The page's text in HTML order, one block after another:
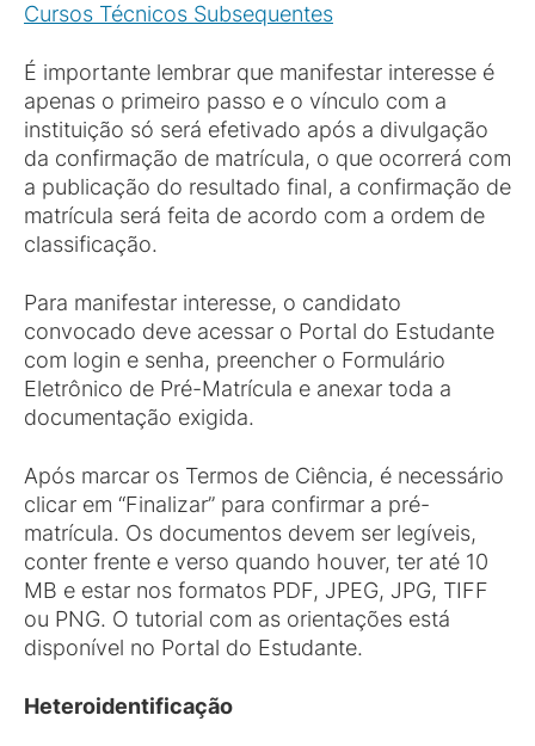
Cursos Técnicos Subsequentes
É importante lembrar que manifestar interesse é
apenas o primeiro passo e o vínculo com a
instituição só será efetivado após a divulgação
da confirmação de matrícula, o que ocorrerá com
a publicação do resultado final, a confirmação de
matrícula será feita de acordo com a ordem de
classificação.
Para manifestar interesse, o candidato
convocado deve acessar o Portal do Estudante
com login e senha, preencher o Formulário
Eletrônico de Pré-Matrícula e anexar toda a
documentação exigida.
Após marcar os Termos de Ciência, é necessário
clicar em “Finalizar” para confirmar a pré-
matrícula. Os documentos devem ser legíveis,
conter frente e verso quando houver, ter até 10
MB e estar nos formatos PDF, JPEG, JPG, TIFF
ou PNG. O tutorial com as orientações está
disponível no Portal do Estudante.
Heteroidentificação